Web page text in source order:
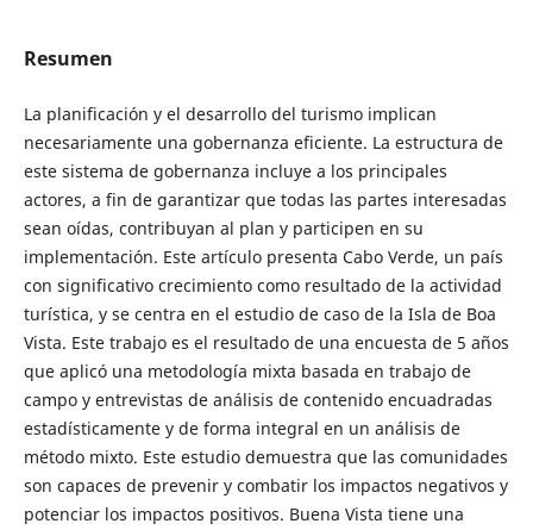
Resumen
La planificación y el desarrollo del turismo implican
necesariamente una gobernanza eficiente. La estructura de
este sistema de gobernanza incluye a los principales
actores, a fin de garantizar que todas las partes interesadas
sean oídas, contribuyan al plan y participen en su
implementación. Este artículo presenta Cabo Verde, un país
con significativo crecimiento como resultado de la actividad
turística, y se centra en el estudio de caso de la Isla de Boa
Vista. Este trabajo es el resultado de una encuesta de 5 años
que aplicó una metodología mixta basada en trabajo de
campo y entrevistas de análisis de contenido encuadradas
estadísticamente y de forma integral en un análisis de
método mixto. Este estudio demuestra que las comunidades
son capaces de prevenir y combatir los impactos negativos y
potenciar los impactos positivos. Buena Vista tiene una